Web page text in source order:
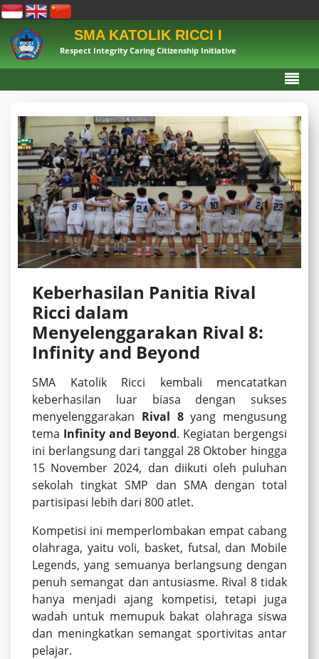
SMA KATOLIK RICCI I
Respect Integrity Caring Citizenship Initiative
Keberhasilan Panitia Rival
Ricci dalam
Menyelenggarakan Rival 8:
Infinity and Beyond
SMA Katolik Ricci kembali mencatatkan
keberhasilan luar biasa dengan sukses
menyelenggarakan Rival 8yang mengusung
tema Infinity and Beyond. Kegiatan bergengsi
ini berlangsung dari tanggal 28 Oktober hingga
15 November 2024, dan diikuti oleh puluhan
sekolah tingkat SMP dan SMA dengan total
partisipasi lebih dari 800 atlet.
Kompetisi ini memperlombakan empat cabang
olahraga, yaitu voli, basket, futsal, dan Mobile
Legends, yang semuanya berlangsung dengan
penuh semangat dan antusiasme. Rival 8 tidak
hanya menjadi ajang kompetisi, tetapi juga
wadah untuk memupuk bakat olahraga siswa
dan meningkatkan semangat sportivitas antar
pelajar.